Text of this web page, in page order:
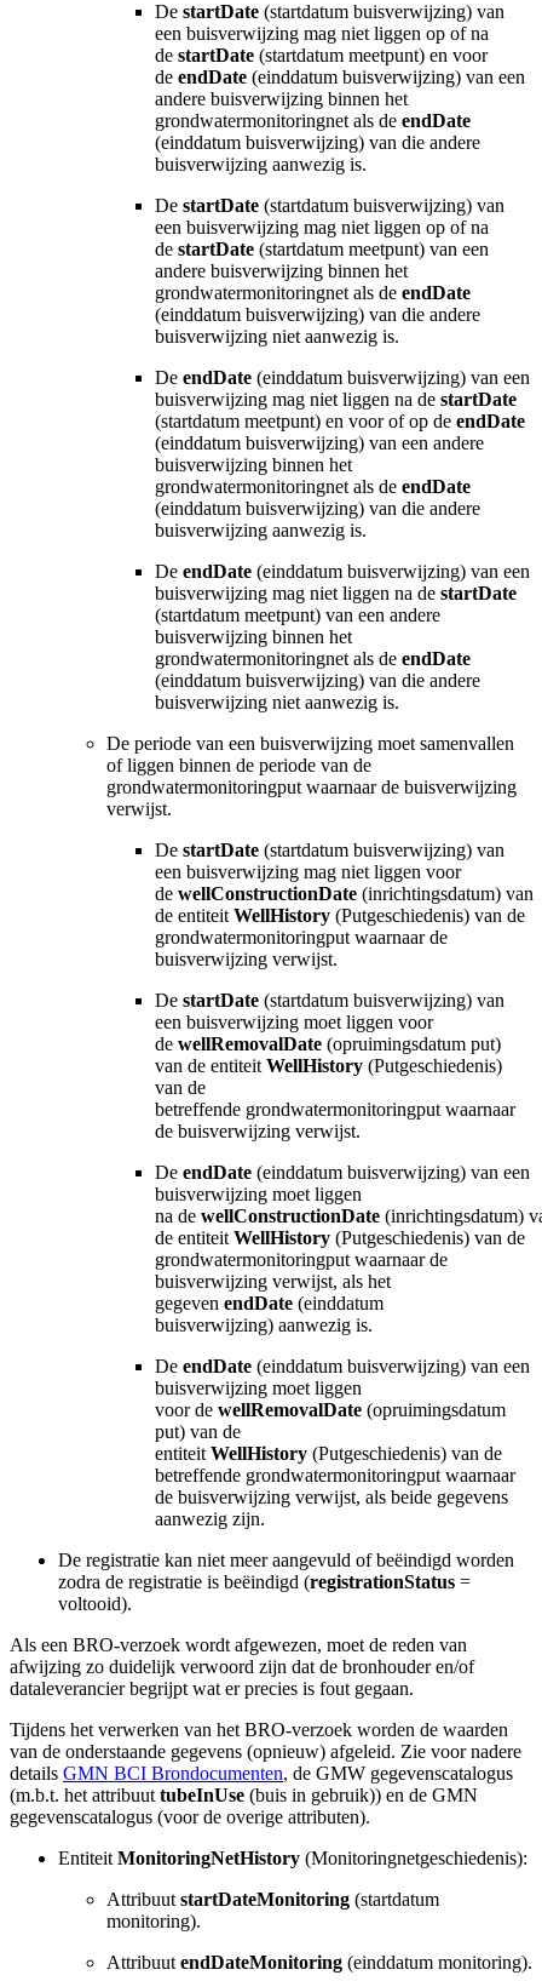
De startDate (startdatum buisverwijzing) van
een buisverwijzing mag niet liggen op of na
de startDate (startdatum meetpunt) en voor
de endDate (einddatum buisverwijzing) van een
andere buisverwijzing binnen het
grondwatermonitoringnet als de endDate
(einddatum buisverwijzing) van die andere
buisverwijzing aanwezig is.
De startDate (startdatum buisverwijzing) van
een buisverwijzing mag niet liggen op of na
de startDate (startdatum meetpunt) van een
andere buisverwijzing binnen het
grondwatermonitoringnet als de endDate
(einddatum buisverwijzing) van die andere
buisverwijzing niet aanwezig is.
De endDate (einddatum buisverwijzing) van een
buisverwijzing mag niet liggen na de startDate
(startdatum meetpunt) en voor of op de endDate
(einddatum buisverwijzing) van een andere
buisverwijzing binnen het
grondwatermonitoringnet als de endDate
(einddatum buisverwijzing) van die andere
buisverwijzing aanwezig is.
De endDate (einddatum buisverwijzing) van een
buisverwijzing mag niet liggen na de startDate
(startdatum meetpunt) van een andere
buisverwijzing binnen het
grondwatermonitoringnet als de endDate
(einddatum buisverwijzing) van die andere
buisverwijzing niet aanwezig is.
De periode van een buisverwijzing moet samenvallen
of liggen binnen de periode van de
grondwatermonitoringput waarnaar de buisverwijzing
verwijst.
De startDate (startdatum buisverwijzing) van
een buisverwijzing mag niet liggen voor
de wellConstructionDate (inrichtingsdatum) van
de entiteit WellHistory (Putgeschiedenis) van de
grondwatermonitoringput waarnaar de
buisverwijzing verwijst.
De startDate (startdatum buisverwijzing) van
een buisverwijzing moet liggen voor
de wellRemovalDate (opruimingsdatum put)
van de entiteit WellHistory (Putgeschiedenis)
van de
betreffende grondwatermonitoringput waarnaar
de buisverwijzing verwijst.
De endDate (einddatum buisverwijzing) van een
buisverwijzing moet liggen
na de wellConstructionDate (inrichtingsdatum)
de entiteit WellHistory (Putgeschiedenis) van de
grondwatermonitoringput waarnaar de
buisverwijzing verwijst, als het
gegeven endDate (einddatum
buisverwijzing) aanwezig is.
De endDate (einddatum buisverwijzing) van een
buisverwijzing moet liggen
voorde wellRemovalDate (opruimingsdatum
put) van de
entiteit WellHistory (Putgeschiedenis) van de
betreffende grondwatermonitoringput waarnaar
de buisverwijzing verwijst, als beide gegevens
aanwezig zijn.
De registratie kan niet meer aangevuld of beëindigd worden
zodra de registratie is beëindigd (registrationStatus =
voltooid).
Als een BRO-verzoek wordt afgewezen, moet de reden van
afwijzing zo duidelijk verwoord zijn dat de bronhouder en/of
dataleverancier begrijpt wat er precies is fout gegaan.
Tijdens het verwerken van het BRO-verzoek worden de waarden
van de onderstaande gegevens (opnieuw) afgeleid. Zie voor nadere
details GMN BCI Brondocumenten, de GMW gegevenscatalogus
(m.b.t. het attribuut tubeInUse (buis in gebruik)) en de GMN
gegevenscatalogus (voor de overige attributen).
Entiteit MonitoringNetHistory (Monitoringnetgeschiedenis):
Attribuut startDateMonitoring (startdatum
monitoring).
Attribuut endDateMonitoring (einddatum monitoring).